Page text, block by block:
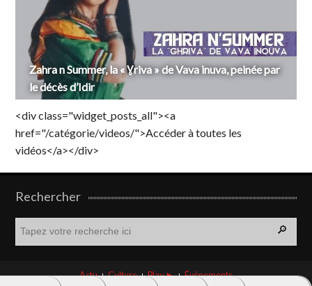
Zahra n Summer, la « Ɣriva » de Vava inuva, peinée par
le décès d’Idir
<div class="widget_posts_all"><a
href="/catégorie/videos/">Accéder à toutes les
vidéos</a></div>
Rechercher
Actu Culture Play ► Événements